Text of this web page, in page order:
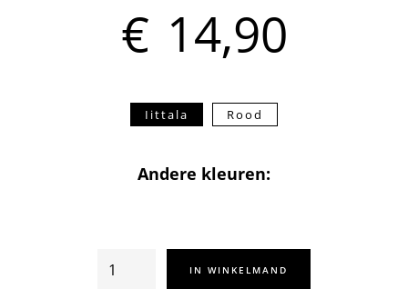
€ 14,90
Iittala Rood
Andere kleuren:
Taika
IN WINKELMAND